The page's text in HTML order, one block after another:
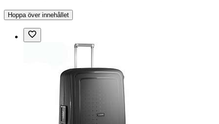
Hoppa över innehållet